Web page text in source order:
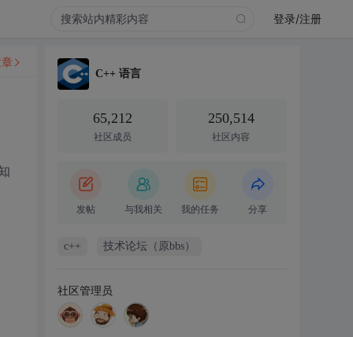
登录/注册
C++ 语言
65,212
社区成员
250,514
社区内容
发帖 与我相关 我的任务 分享
c++ 技术论坛（原bbs）
社区管理员